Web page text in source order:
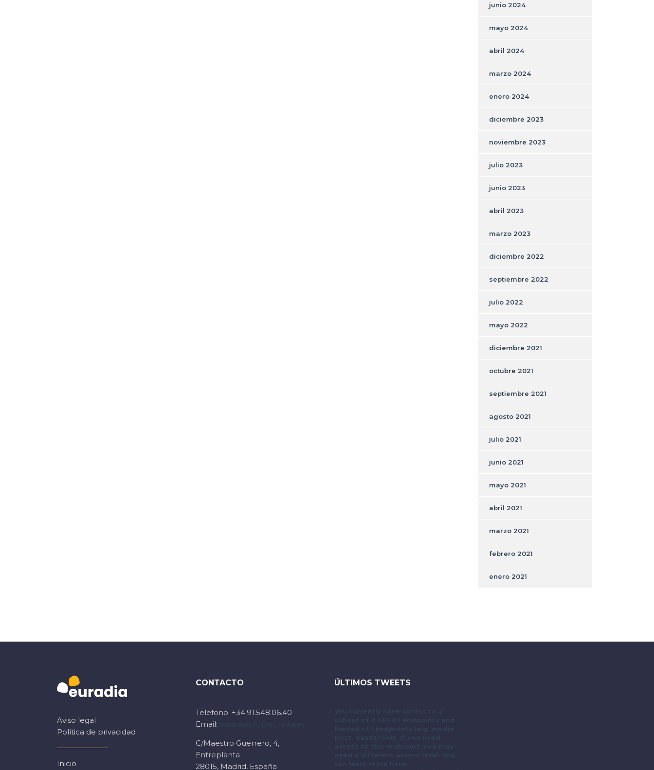
junio 2024
mayo 2024
abril 2024
marzo 2024
enero 2024
diciembre 2023
noviembre 2023
julio 2023
junio 2023
abril 2023
marzo 2023
diciembre 2022
septiembre 2022
julio 2022
mayo 2022
diciembre 2021
octubre 2021
septiembre 2021
agosto 2021
julio 2021
junio 2021
mayo 2021
abril 2021
marzo 2021
febrero 2021
enero 2021
Aviso legal
Política de privacidad
Inicio
CONTACTO
Telefono: +34.91.548.06.40
Email:
C/Maestro Guerrero, 4,
Entreplanta
28015, Madrid, España
ÚLTIMOS TWEETS